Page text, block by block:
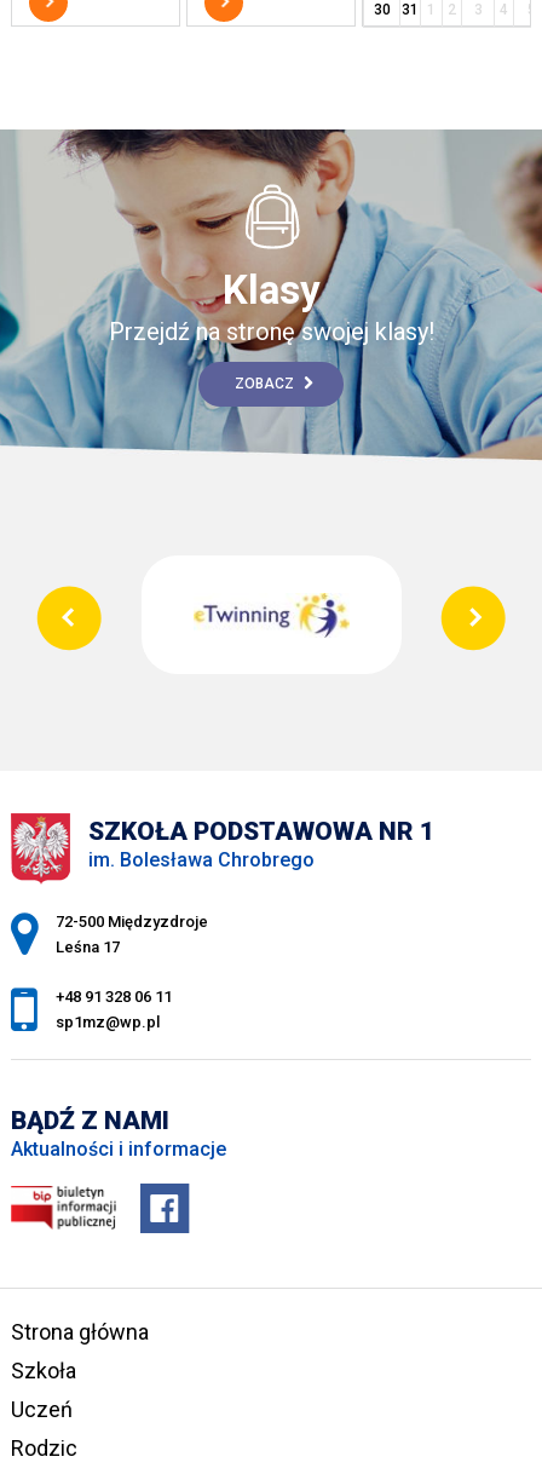
30
31 1 2 3 4 5
Klasy
Przejdź na stronę swojej klasy!
ZOBACZ
SZKOŁA PODSTAWOWA NR 1
im. Bolesława Chrobrego
Adres pocztowy:
72-500 Międzyzdroje
Leśna 17
+48 91 328 06 11
sp1mz@wp.pl
BĄDŹ Z NAMI
Aktualności i informacje
Strona główna
Szkoła
Uczeń
Rodzic